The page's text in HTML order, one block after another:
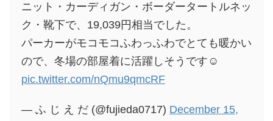
ニット・カーディガン・ボーダータートルネッ
ク・靴下で、19,039円相当でした。
パーカーがモコモコふわっふわでとても暖かい
ので、冬場の部屋着に活躍しそうです☺️
pic.twitter.com/nQmu9qmcRF
— ふ じ え だ (@fujieda0717) December 15,